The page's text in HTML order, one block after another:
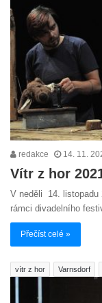
redakce 14. 11.
Vítr z hor
V neděli 14. listopadu
rámci divadelního
Přečíst celé »
vítr z hor Varnsdorf